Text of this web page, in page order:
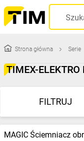
Strona główna Serie
TIMEX-ELEKTRO
FILTRUJ
MAGIC Ściemniacz